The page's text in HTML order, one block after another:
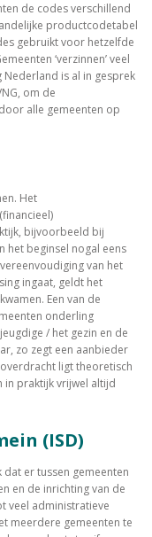
de codes verschillend
productcodetabel
gebruikt voor hetzelfde
‘verzinnen’ veel
is al in gesprek
om de
alle gemeenten op
Het
bijvoorbeeld bij
het beginsel nogal eens
van het
ingaat, geldt het
Een van de
onderling
/ het gezin en de
zo zegt een aanbieder
ligt theoretisch
in praktijk vrijwel altijd
(ISD)
er tussen gemeenten
en de inrichting van de
veel administratieve
meerdere gemeenten te